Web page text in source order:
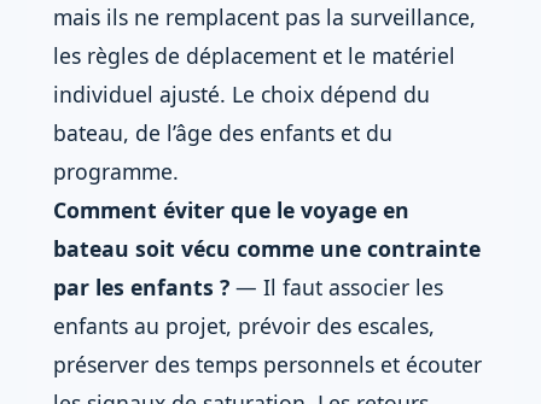
mais ils ne remplacent pas la surveillance,
les règles de déplacement et le matériel
individuel ajusté. Le choix dépend du
bateau, de l’âge des enfants et du
programme.
Comment éviter que le voyage en
bateau soit vécu comme une contrainte
par les enfants ? — Il faut associer les
enfants au projet, prévoir des escales,
préserver des temps personnels et écouter